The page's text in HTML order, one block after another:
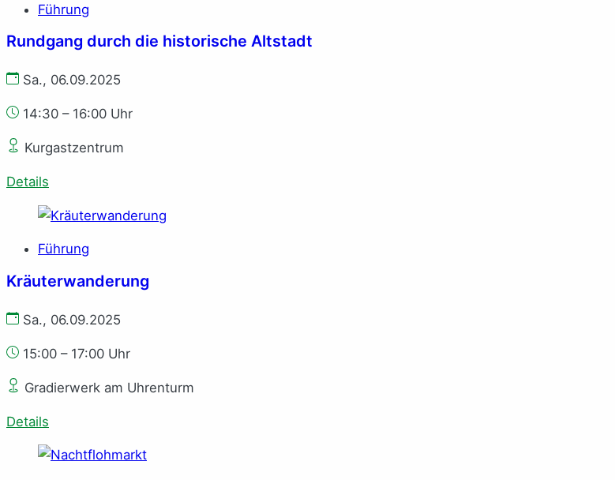
Führung
Rundgang durch die historische Altstadt
Sa., 06.09.2025
14:30 – 16:00 Uhr
Kurgastzentrum
Details
Führung
Kräuterwanderung
Sa., 06.09.2025
15:00 – 17:00 Uhr
Gradierwerk am Uhrenturm
Details